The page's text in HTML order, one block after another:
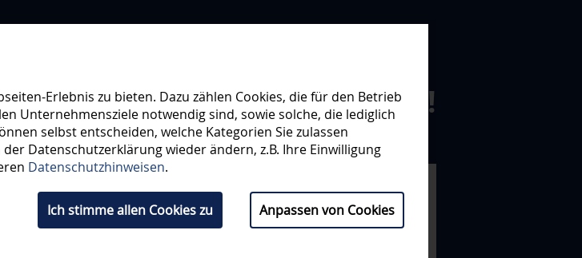
WIRSTEHEN ZUSAMMEN!
SHOP FANS ORGANISATION PARTNER
DEL, 28. SPIELTAG
4 : 2
Erlebnis zu bieten. Dazu zählen Cookies, die für den Betrieb
Unternehmensziele notwendig sind, sowie solche, die lediglich
selbst entscheiden, welche Kategorien Sie zulassen
Datenschutzerklärung wieder ändern, z.B. Ihre Einwilligung
Datenschutzhinweisen.
Ich stimme allen Cookies zu Anpassen von Cookies